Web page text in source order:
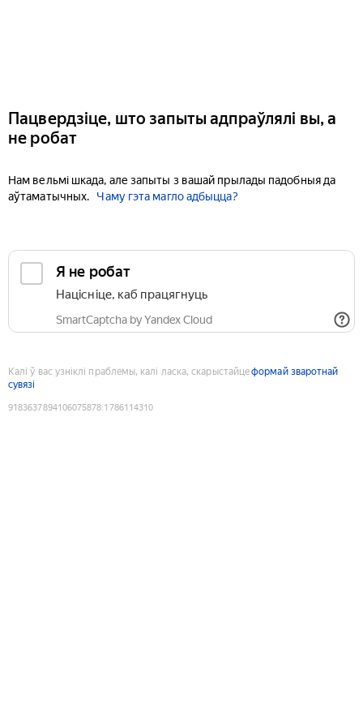
Пацвердзіце, што запыты адпраўлялі вы, а
не робат
Нам вельмі шкада, але запыты з вашай прылады падобныя да
аўтаматычных.
Чаму гэта магло адбыцца?
Я не робат
Націсніце, каб працягнуць
SmartCaptcha by Yandex Cloud
Калі ў вас узніклі праблемы, калі ласка, скарыстайцеформай зваротнай
сувязі
9183637894106075878:1786114310